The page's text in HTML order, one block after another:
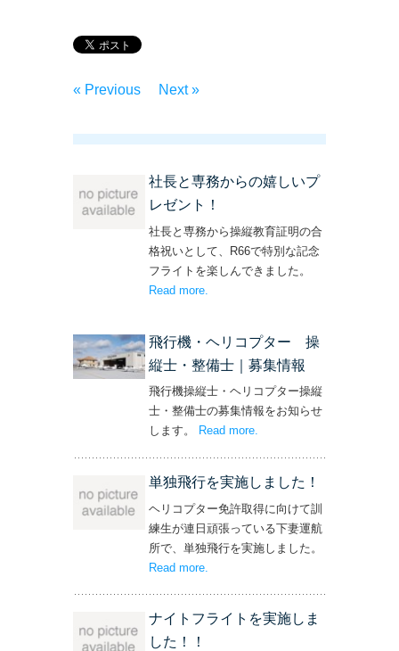
« Previous Next »
社長と専務からの嬉しいプ
レゼント！
社長と専務から操縦教育証明の合
格祝いとして、R66で特別な記念
フライトを楽しんできました。
Read more
飛行機・ヘリコプター 操
縦士・整備士｜募集情報
飛行機操縦士・ヘリコプター操縦
士・整備士の募集情報をお知らせ
します。
Read more– ‘飛行機・ヘリコプター
.
単独飛行を実施しました！
ヘリコプター免許取得に向けて訓
練生が連日頑張っている下妻運航
所で、単独飛行を実施しました。
Read more
ナイトフライトを実施しま
した！！